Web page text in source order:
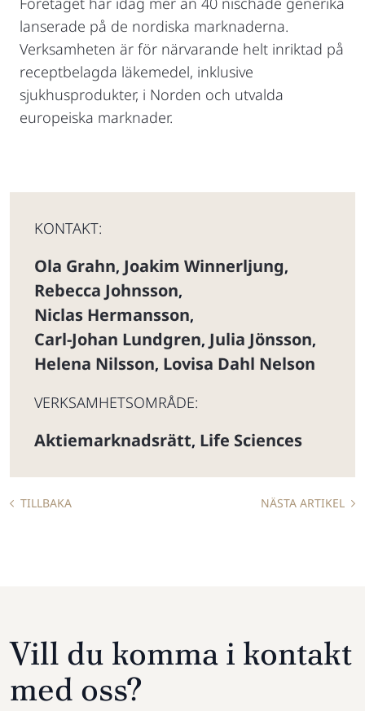
lanserade på de nordiska marknaderna.
Verksamheten är för närvarande helt inriktad på
receptbelagda läkemedel, inklusive
sjukhusprodukter, i Norden och utvalda
europeiska marknader.
KONTAKT:
Ola Grahn, Joakim Winnerljung,
Rebecca Johnsson,
Niclas Hermansson,
Carl-Johan Lundgren, Julia Jönsson,
Helena Nilsson, Lovisa Dahl Nelson
VERKSAMHETSOMRÅDE:
Aktiemarknadsrätt, Life Sciences
TILLBAKA NÄSTA ARTIKEL
Vill du komma i kontakt
med oss?